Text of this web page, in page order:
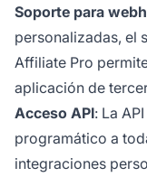
Soporte para
personalizadas, el
Affiliate Pro
aplicación de
Acceso API: La
programático a
integraciones